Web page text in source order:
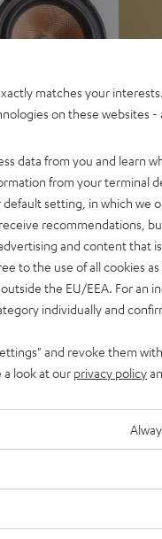
matches your
on these websites -
data from you and learn
from your terminal
default setting, in which we
recommendations,
and content that
to the use of all cookies
the EU/EEA. For an
individually and
and revoke them
look at our privacy policy